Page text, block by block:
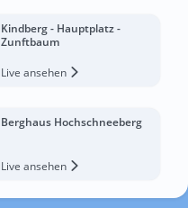
Kindberg - Hauptplatz -
Zunftbaum
Live ansehen
Berghaus Hochschneeberg
Live ansehen